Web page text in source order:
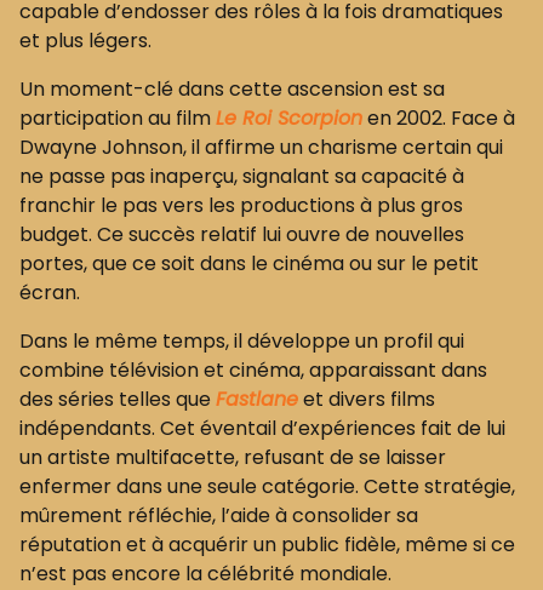
capable d’endosser des rôles à la fois dramatiques
et plus légers.
Un moment-clé dans cette ascension est sa
participation au filmLe Roi Scorpionen 2002. Face à
Dwayne Johnson, il affirme un charisme certain qui
ne passe pas inaperçu, signalant sa capacité à
franchir le pas vers les productions à plus gros
budget. Ce succès relatif lui ouvre de nouvelles
portes, que ce soit dans le cinéma ou sur le petit
écran.
Dans le même temps, il développe un profil qui
combine télévision et cinéma, apparaissant dans
des séries telles queFastlaneet divers films
indépendants. Cet éventail d’expériences fait de lui
un artiste multifacette, refusant de se laisser
enfermer dans une seule catégorie. Cette stratégie,
mûrement réfléchie, l’aide à consolider sa
réputation et à acquérir un public fidèle, même si ce
n’est pas encore la célébrité mondiale.